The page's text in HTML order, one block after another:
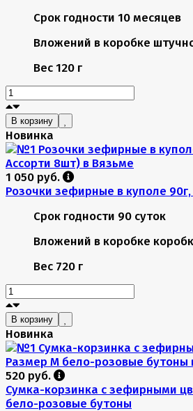
Срок годности 10 месяцев
Вложений в коробке
Вес 120 г
В корзину
Новинка
1 050 руб.
Розочки зефирные в куполе
Срок годности 90 суток
Вложений в коробке
Вес 720 г
В корзину
Новинка
520 руб.
Сумка-корзинка с зефирными
бело-розовые бутоны